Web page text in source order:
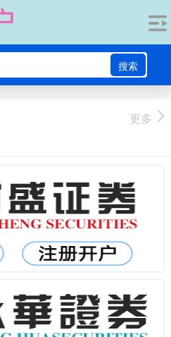
搜索
更多